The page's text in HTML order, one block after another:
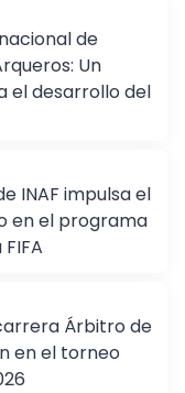
de
Un
el desarrollo del
INAF impulsa el
en el programa
Árbitro de
en el torneo